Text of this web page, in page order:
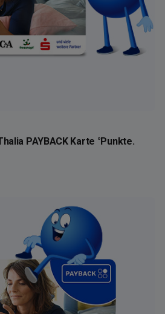
PAYBACK Karte °Punkte.